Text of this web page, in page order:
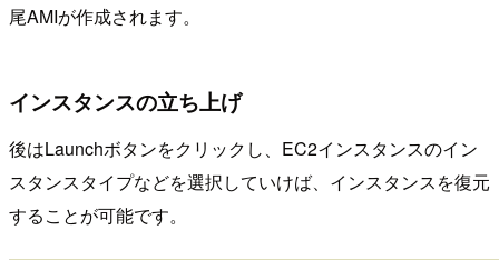
尾AMIが作成されます。
インスタンスの立ち上げ
後はLaunchボタンをクリックし、EC2インスタンスのイン
スタンスタイプなどを選択していけば、インスタンスを復元
することが可能です。